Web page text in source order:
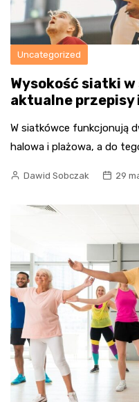
Uncategorized
Wysokość siatki
aktualne przepisy
W siatkówce funkcjonują
halowa i plażowa, a do
Dawid Sobczak 29